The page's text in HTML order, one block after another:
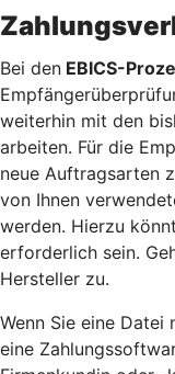
Bei den EBICS-
weiterhin mit den
arbeiten. Für die
neue Auftragsarten
von Ihnen
werden. Hierzu
erforderlich sein.
Hersteller zu.
Wenn Sie eine Datei
eine